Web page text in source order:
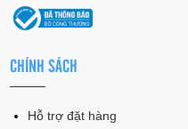
CHÍNH SÁCH
Hỗ trợ đặt hàng